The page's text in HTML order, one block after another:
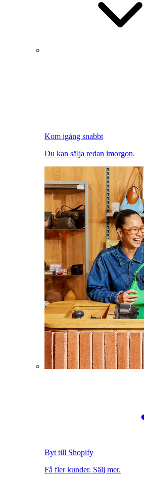
Kom igång snabbt
Du kan sälja redan imorgon.
Byt till Shopify
Få fler kunder. Sälj mer.